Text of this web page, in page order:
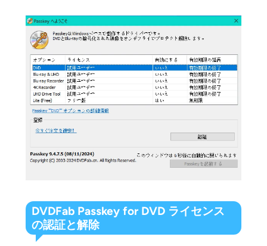
DVDFab Passkey for DVD ライセンス
の認証と解除